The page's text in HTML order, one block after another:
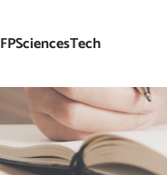
SciencesTech